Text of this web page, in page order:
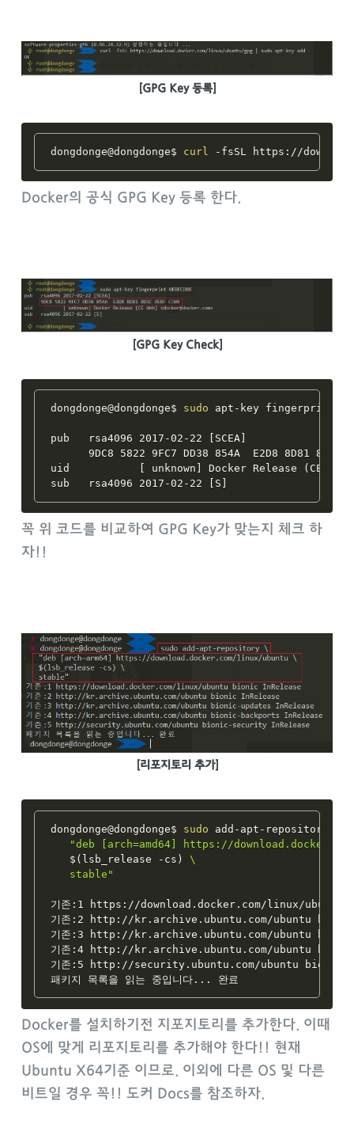
[GPG Key 등록]
dongdonge@dongdonge$ curl -fsSL https://
Docker의 공식 GPG Key 등록 한다.
[GPG Key Check]
dongdonge@dongdonge$ sudo apt-key fingerprint
pub   rsa4096 2017-02-22 SCEA
9DC8 5822 9FC7 DD38 854A  E2D8 8D81 803C
uid
unknown Docker Release ( CE deb
sub   rsa4096 2017-02-22
S
꼭 위 코드를 비교하여 GPG Key가 맞는지 체크 하
자!!
[리포지토리 추가]
dongdonge@dongdonge$ sudo add-apt-repository \
"deb [arch=amd64] https://
$( lsb_release -cs )
\
   stable"
기존:1 https://download.docker.com/linux/ubuntu
기존:2 http://kr.archive.ubuntu.com/ubuntu
기존:3 http://kr.archive.ubuntu.com/ubuntu
기존:4 http://kr.archive.ubuntu.com/ubuntu
기존:5 http://security.ubuntu.com/ubuntu bionic-
패키지 목록을 읽는 중입니다 ..
Docker를 설치하기전 지포지토리를 추가한다. 이때
OS에 맞게 리포지토리를 추가해야 한다!! 현재
Ubuntu X64기준 이므로. 이외에 다른 OS 및 다른
비트일 경우 꼭!! 도커 Docs를 참조하자.